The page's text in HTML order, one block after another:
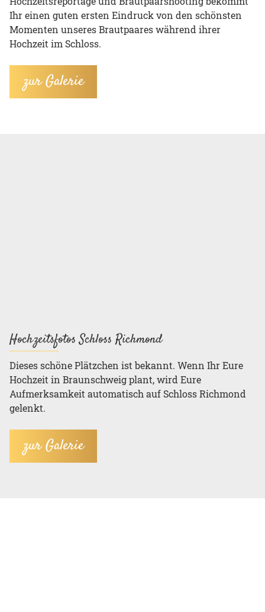
Ihr einen guten ersten Eindruck von den schönsten
Momenten unseres Brautpaares während ihrer
Hochzeit im Schloss.
zur Galerie
Hochzeitsfotos Schloss Richmond
Dieses schöne Plätzchen ist bekannt. Wenn Ihr Eure
Hochzeit in Braunschweig plant, wird Eure
Aufmerksamkeit automatisch auf Schloss Richmond
gelenkt.
zur Galerie